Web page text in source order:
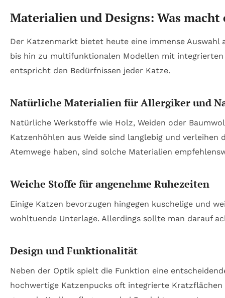
Materialien und Designs: Was
Der Katzenmarkt bietet heute eine immense
bis hin zu multifunktionalen Modellen mit integrierten
entspricht den Bedürfnissen jeder Katze.
Natürliche Materialien für Allergiker und
Natürliche Werkstoffe wie Holz, Weiden oder
Katzenhöhlen aus Weide sind langlebig und
Atemwege haben, sind solche Materialien
Weiche Stoffe für angenehme Ruhezeiten
Einige Katzen bevorzugen hingegen kuschelige und
wohltuende Unterlage. Allerdings sollte man darauf
Design und Funktionalität
Neben der Optik spielt die Funktion eine
hochwertige Katzenpucks oft integrierte